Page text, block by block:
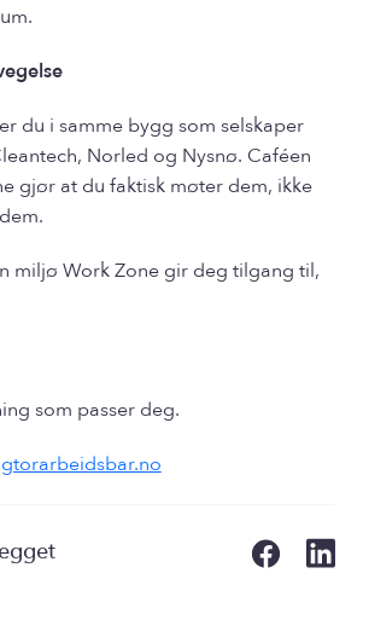
du i samme bygg som selskaper
Norled og Nysnø. Caféen
gjør at du faktisk møter dem, ikke
miljø Work Zone gir deg tilgang til,
som passer deg.